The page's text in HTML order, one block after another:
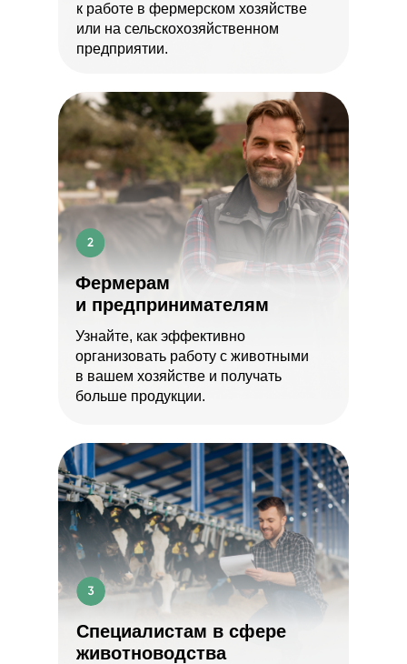
к работе в фермерском хозяйстве
или на сельскохозяйственном
предприятии.
Узнайте, как эффективно
организовать работу с животными
в вашем хозяйстве и получать
больше продукции.
Фермерам
и предпринимателям
Специалистам в сфере
животноводства